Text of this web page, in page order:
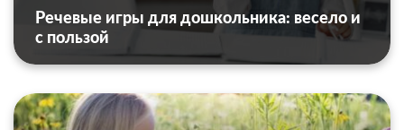
Речевые игры для дошкольника: весело и
с пользой